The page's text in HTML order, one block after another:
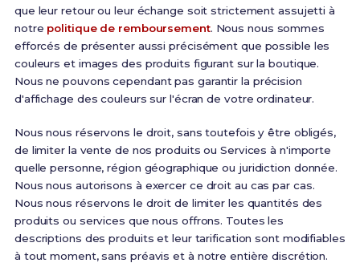
que leur retour ou leur échange soit strictement assujetti à
notre politique de remboursement. Nous nous sommes
efforcés de présenter aussi précisément que possible les
couleurs et images des produits figurant sur la boutique.
Nous ne pouvons cependant pas garantir la précision
d'affichage des couleurs sur l'écran de votre ordinateur.
Nous nous réservons le droit, sans toutefois y être obligés,
de limiter la vente de nos produits ou Services à n'importe
quelle personne, région géographique ou juridiction donnée.
Nous nous autorisons à exercer ce droit au cas par cas.
Nous nous réservons le droit de limiter les quantités des
produits ou services que nous offrons. Toutes les
descriptions des produits et leur tarification sont modifiables
à tout moment, sans préavis et à notre entière discrétion.